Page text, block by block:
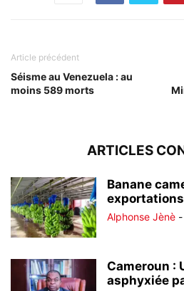
Article précédent
Séisme au Venezuela : au
moins 589 morts
ARTICLES
Banane
Alphonse Jènè -
Cameroun :
asphyxiée